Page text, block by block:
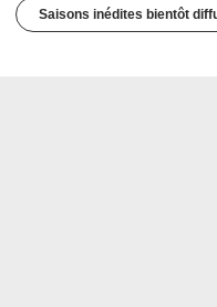
Saisons inédites bientôt